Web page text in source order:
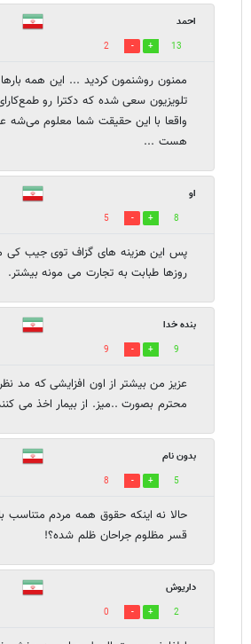
احمد
13
2
ممنون روشنمون کردید ... این همه بارها
تلویزیون سعی شده که دکترا رو
واقعا با این حقیقت شما معلوم می‌شه
هست ...
او
8
5
پس این هزینه های گزاف توی جیب کی
روزها طبابت به تجارت می مونه بیشتر.
بنده خدا
9
9
عزیز من بیشتر از اون افزایشی که مد
محترم بصورت ..میز. از بیمار اخذ می
بدون نام
5
8
حالا نه اینکه حقوق همه مردم متناسب
قسر مظلوم جراحان ظلم شده؟!
داریوش
2
0